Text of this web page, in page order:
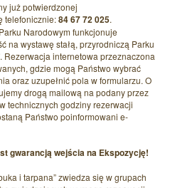
już potwierdzonej
telefonicznie:84 67 72 025.
Narodowym funkcjonuje
na wystawę stałą, przyrodniczą Parku
Rezerwacja internetowa przeznaczona
gdzie mogą Państwo wybrać
oraz uzupełnić pola w formularzu. O
drogą mailową na podany przez
technicznych godziny rezerwacji
Państwo poinformowani e-
gwarancją wejścia na Ekspozycję!
i tarpana” zwiedza się w grupach